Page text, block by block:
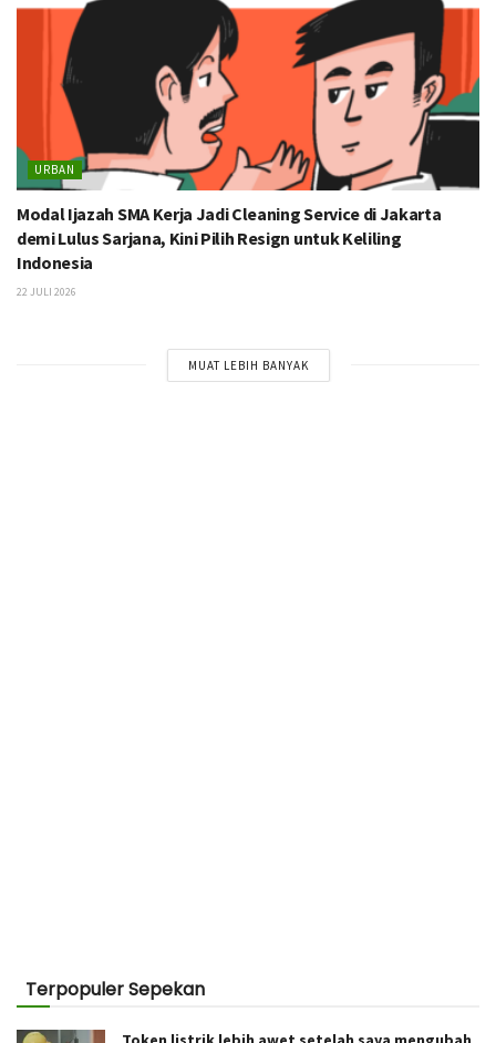
URBAN
Modal Ijazah SMA Kerja Jadi Cleaning Service di Jakarta
demi Lulus Sarjana, Kini Pilih Resign untuk Keliling
Indonesia
22 JULI 2026
MUAT LEBIH BANYAK
Terpopuler Sepekan